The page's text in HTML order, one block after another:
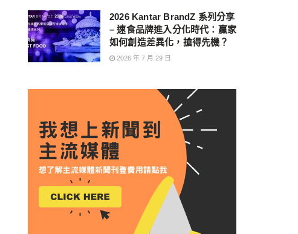
2026 Kantar BrandZ 系列分享
– 速食品牌進入分化時代：贏家
如何創造差異化，搶得先機？
2026 年 7 月 29 日